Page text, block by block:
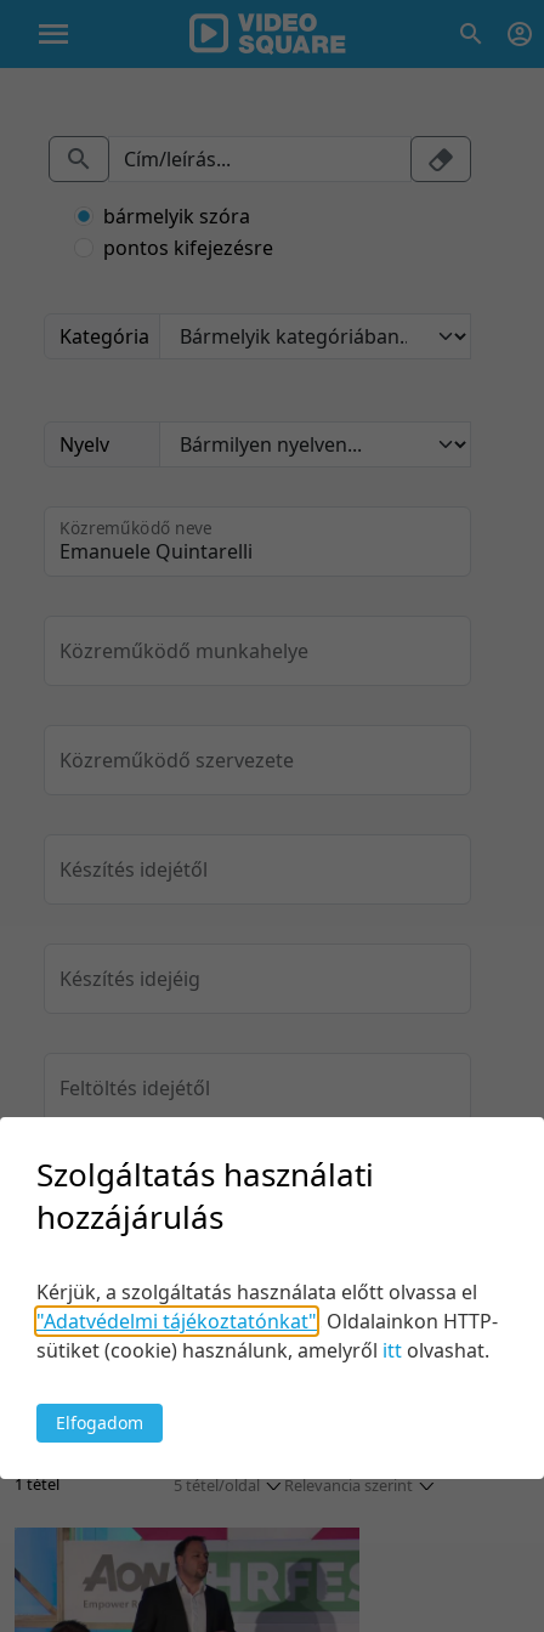
bármelyik szóra
pontos kifejezésre
Kategória
Nyelv
Közreműködő neve
Közreműködő munkahelye
Közreműködő szervezete
Készítés idejétől
Készítés idejéig
Feltöltés idejétől
Feltöltés idejéig
Keresés
Relevancia szerint
Relevancia szerint
Kezdés/felvétel dátuma szerint
Kezdés/felvétel dátuma szerint
1 tétel
5 tétel/oldal
5 tétel/oldal
10 tétel/oldal
20 tétel/oldal
Szolgáltatás használati
hozzájárulás
Kérjük, a szolgáltatás használata előtt olvassa el
"Adatvédelmi tájékoztatónkat" Oldalainkon HTTP-
sütiket (cookie) használunk, amelyről itt olvashat.
Elfogadom